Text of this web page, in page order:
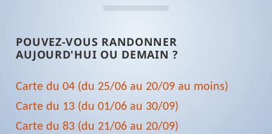
POUVEZ-VOUS RANDONNER
AUJOURD'HUI OU DEMAIN ?
Carte du 04 (du 25/06 au 20/09 au moins)
Carte du 13 (du 01/06 au 30/09)
Carte du 83 (du 21/06 au 20/09)